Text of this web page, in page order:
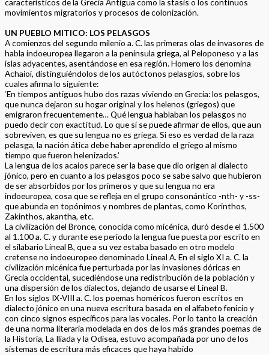
característicos de la Grecia Antigua como la stasis o los continuos
movimientos migratorios y procesos de colonización.
UN PUEBLO MITICO: LOS PELASGOS
A comienzos del segundo milenio a. C. las primeras olas de invasores de
habla indoeuropea llegaron a la península griega, al Peloponeso y a las
islas adyacentes, asentándose en esa región. Homero los denomina
Achaioi, distinguiéndolos de los autóctonos pelasgios, sobre los
cuales afirma lo siguiente:
‘En tiempos antiguos hubo dos razas viviendo en Grecia: los pelasgos,
que nunca dejaron su hogar original y los helenos (griegos) que
emigraron frecuentemente… Qué lengua hablaban los pelasgos no
puedo decir con exactitud. Lo que sí se puede afirmar de ellos, que aun
sobreviven, es que su lengua no es griega. Si eso es verdad de la raza
pelasga, la nación ática debe haber aprendido el griego al mismo
tiempo que fueron helenizados.’
La lengua de los acaios parece ser la base que dio origen al dialecto
jónico, pero en cuanto a los pelasgos poco se sabe salvo que hubieron
de ser absorbidos por los primeros y que su lengua no era
indoeuropea, cosa que se refleja en el grupo consonántico -nth- y -ss-
que abunda en topónimos y nombres de plantas, como Korinthos,
Zakinthos, akantha, etc.
La civilización del Bronce, conocida como micénica, duró desde el 1.500
al 1.100 a. C. y durante ese periodo la lengua fue puesta por escrito en
el silabario Lineal B, que a su vez estaba basado en otro modelo
cretense no indoeuropeo denominado Lineal A. En el siglo XI a. C. la
civilización micénica fue perturbada por las invasiones dóricas en
Grecia occidental, sucediéndose una redistribución de la población y
una dispersión de los dialectos, dejando de usarse el Lineal B.
En los siglos IX-VIII a. C. los poemas homéricos fueron escritos en
dialecto jónico en una nueva escritura basada en el alfabeto fenicio y
con cinco signos específicos para las vocales. Por lo tanto la creación
de una norma literaria modelada en dos de los más grandes poemas de
la Historia, La Iliada y la Odisea, estuvo acompañada por uno de los
sistemas de escritura más eficaces que haya habido